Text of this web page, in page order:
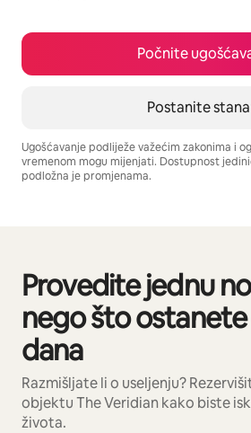
Počnite
Postanite
Ugošćavanje podliježe važećim zakonima i
vremenom mogu mijenjati. Dostupnost
podložna je promjenama.
Provedite jednu
nego što
dana
Razmišljate li o useljenju?
objektu The Veridian kako biste
života.
Prikazano 0 od 0 stavki